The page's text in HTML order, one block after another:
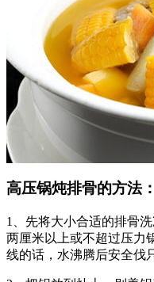
高压锅炖排骨的方法：
1、先将大小合适的排骨
两厘米以上或不超过压力
线的话，水沸腾后安全伐